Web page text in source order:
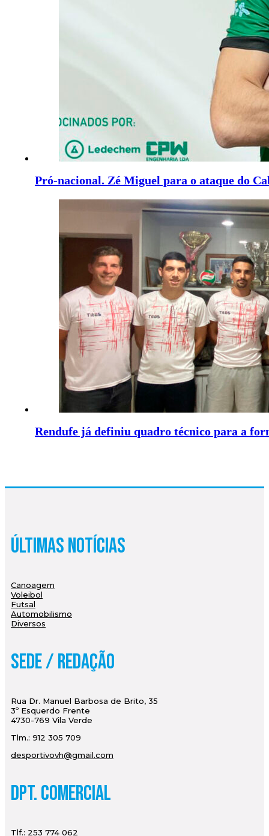
Pró-nacional. Zé Miguel para o ataque do
Rendufe já definiu quadro técnico para a
Últimas Notícias
Canoagem
Voleibol
Futsal
Automobilismo
Diversos
Sede / Redação
Rua Dr. Manuel Barbosa de Brito, 35
3º Esquerdo Frente
4730-769 Vila Verde
Tlm.: 912 305 709
desportivovh@gmail.com
Dpt. Comercial
Tlf.: 253 774 062